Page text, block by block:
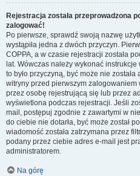
Rejestracja została przeprowadzona
zalogować!
Po pierwsze, sprawdź swoją nazwę
wystąpiła jedna z dwóch przyczyn.
COPPA, a w czasie rejestracji została
lat. Wówczas należy wykonać
to było przyczyną, być może nie
witryny przed pierwszym
przez osobę rejestrującą się lub przez
wyświetlona podczas rejestracji. Jeśli
mail, postępuj zgodnie z zawartymi w
do ciebie nie dotarła, być może został
wiadomość została zatrzymana przez
podany przez ciebie adres e-mail jest
administratorem.
Na górę